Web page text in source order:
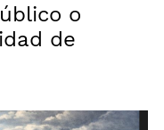
o
de